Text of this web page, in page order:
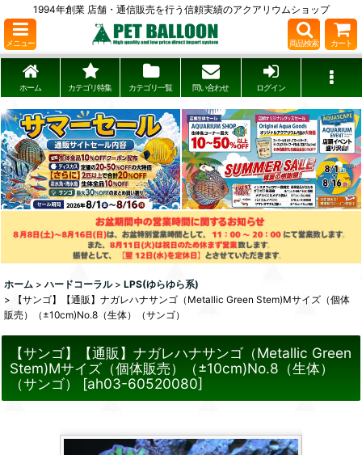
1994年創業 店舗・通信販売を行う信頼実績のアクアリウムショップ
メニュー 商品検索 カート
ホーム カテゴリ特集 カテゴリ一覧 問い合わせ ログイン
ホーム > ハードコーラル > LPS(ゆらゆら系)
>
【サンゴ】【通販】ナガレハナサンゴ（Metallic Green Stem)Mサイズ（個体
販売）（±10cm)No.8（生体）（サンゴ）
【サンゴ】【通販】ナガレハナサンゴ（Metallic Green
Stem)Mサイズ（個体販売）（±10cm)No.8（生体）
（サンゴ）
[ah03-60520080]